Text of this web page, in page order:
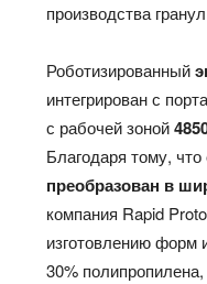
производства
Роботизированный
интегрирован с
с рабочей зоной
Благодаря тому, что
преобразован в
компания Rapid
изготовлению форм
30%